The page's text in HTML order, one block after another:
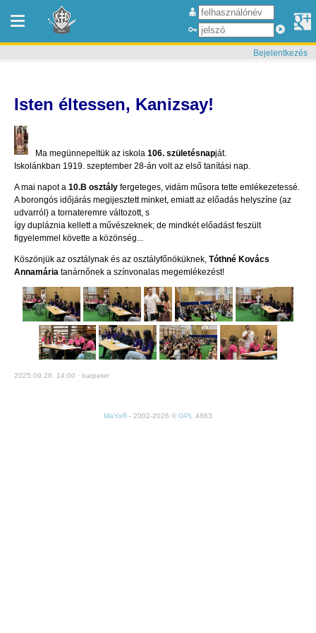
Bejelentkezés
Isten éltessen, Kanizsay!
Ma megünnepeltük az iskola106. születésnapját.
Iskolánkban 1919. szeptember 28-án volt az első tanítási nap.
A mai napot a 10.B osztály fergeteges, vidám műsora tette emlékezetessé.
A borongós időjárás megijesztett minket, emiatt az előadás helyszíne (az
udvarról) a tornateremre változott, s
így dupláznia kellett a művészeknek; de mindkét előadást feszült
figyelemmel követte a közönség...
Köszönjük az osztálynak és az osztályfőnöküknek, Tóthné Kovács
Annamária tanárnőnek a színvonalas megemlékezést!
2025.09.26. 14:00 · barpeter
MaYoR - 2002-2026 © GPL 4863